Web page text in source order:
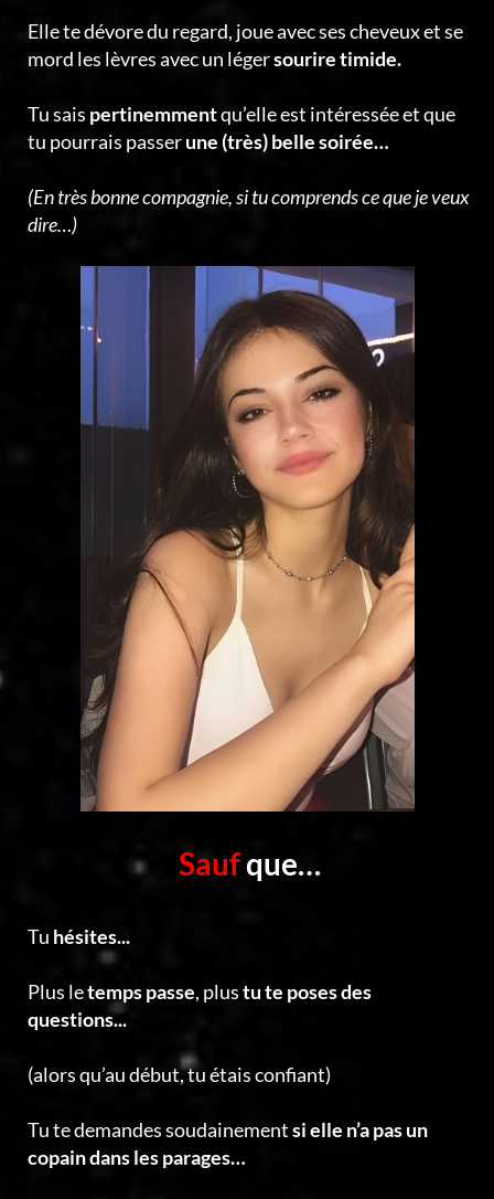
Elle te dévore du regard, joue avec ses cheveux et se
mord les lèvres avec un légersourire timide.
Tu sais pertinemmentqu’elle est intéressée et que
tu pourrais passerune (très) belle soirée…
(En très bonne compagnie, si tu comprends ce que je veux
dire…)
Saufque…
Tu hésites...
Plus letemps passe, plustu te poses des
questions...
(alors qu’au début, tu étais confiant)
Tu te demandes soudainementsi elle n’a pas un
copain dans les parages…